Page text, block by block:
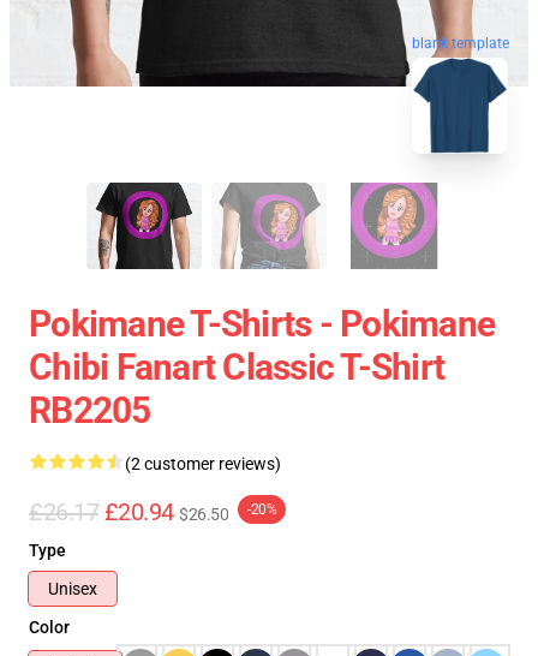
blank template
Pokimane T-Shirts - Pokimane
Chibi Fanart Classic T-Shirt
RB2205
(2 customer reviews)
£26.17 £20.94 $26.50 -20%
Type
Unisex
Color